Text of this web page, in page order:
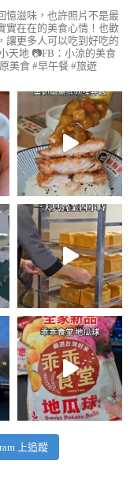
憶滋味，也許照片不是最
實在在的美食心情！也歡
讓更多人可以吃到好吃的
天地 📷FB：小涼的美食
美食 #早午餐 #旅遊
上追蹤